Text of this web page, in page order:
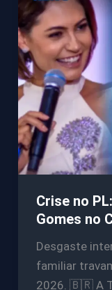
Crise no
Gomes no
Desgaste
familiar
2026. 🇧🇷 A